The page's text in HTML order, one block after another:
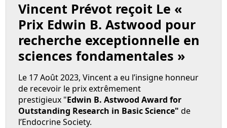
Vincent Prévot reçoit Le «
Prix Edwin B. Astwood pour
recherche exceptionnelle en
sciences fondamentales »
Le 17 Août 2023, Vincent a eu l’insigne honneur
de recevoir le prix extrêmement
prestigieux "Edwin B. Astwood Award for
Outstanding Research in Basic Science" de
l’Endocrine Society.